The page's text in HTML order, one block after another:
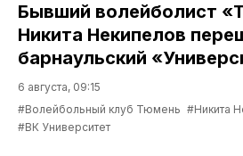
Бывший волейболист
Никита Некипелов
барнаульский
6 августа, 09:15
#Волейбольный клуб Тюмень #Никита
#ВК Университет